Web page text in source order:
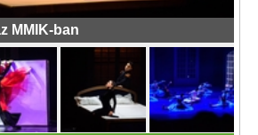
MMIK-ban